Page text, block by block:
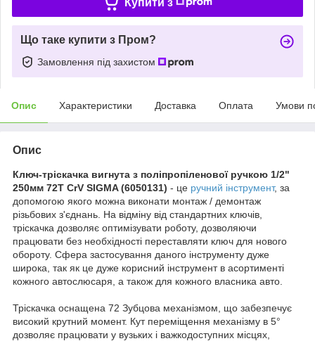
Що таке купити з Пром?
Замовлення під захистом
Опис Характеристики Доставка Оплата Умови
Опис
Ключ-тріскачка вигнута з поліпропіленової ручкою 1/2"
250мм 72T CrV SIGMA (6050131) - це ручний інструмент, за
допомогою якого можна виконати монтаж / демонтаж
різьбових з'єднань. На відміну від стандартних ключів,
тріскачка дозволяє оптимізувати роботу, дозволяючи
працювати без необхідності переставляти ключ для нового
обороту. Сфера застосування даного інструменту дуже
широка, так як це дуже корисний інструмент в асортименті
кожного автослюсаря, а також для кожного власника авто.
Тріскачка оснащена 72 Зубцова механізмом, що забезпечує
високий крутний момент. Кут переміщення механізму в 5°
дозволяє працювати у вузьких і важкодоступних місцях,